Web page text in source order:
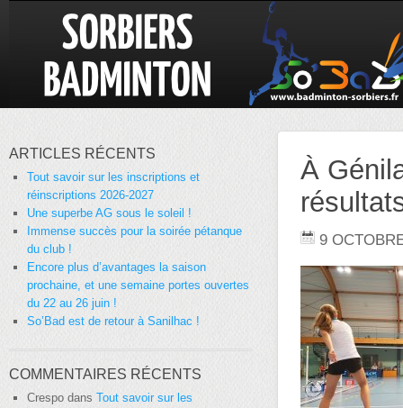
À
9
ARTICLES RÉCENTS
Tout savoir sur les inscriptions et
réinscriptions 2026-2027
Une superbe AG sous le soleil !
Immense succès pour la soirée pétanque
du club !
Encore plus d’avantages la saison
prochaine, et une semaine portes ouvertes
du 22 au 26 juin !
So’Bad est de retour à Sanilhac !
COMMENTAIRES RÉCENTS
Crespo dans Tout savoir sur les